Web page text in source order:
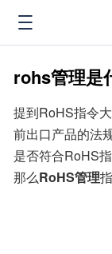
rohs管理是
提到RoHS指令
前出口产品的法
是否符合RoHS
那么RoHS管理